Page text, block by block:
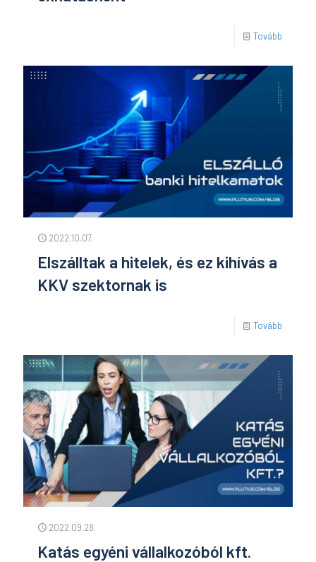
Tovább
2022.10.07.
Elszálltak a hitelek, és ez kihívás a
KKV szektornak is
Tovább
2022.09.28.
Katás egyéni vállalkozóból kft.